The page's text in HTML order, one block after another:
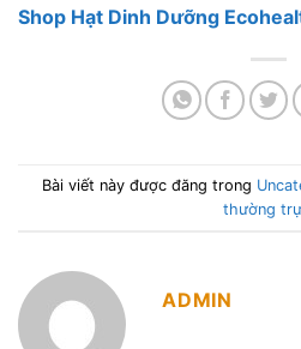
Shop Hạt Dinh Dưỡng
Bài viết này được đăng trong
thường
ADMIN